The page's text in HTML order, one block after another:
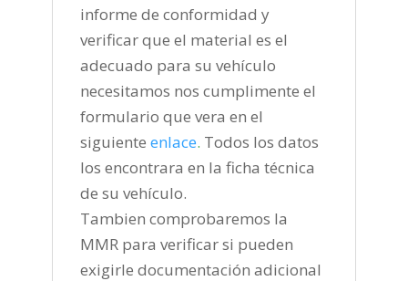
informe de conformidad y
verificar que el material es el
adecuado para su vehículo
necesitamos nos cumplimente el
formulario que vera en el
siguiente enlace. Todos los datos
los encontrara en la ficha técnica
de su vehículo.
Tambien comprobaremos la
MMR para verificar si pueden
exigirle documentación adicional